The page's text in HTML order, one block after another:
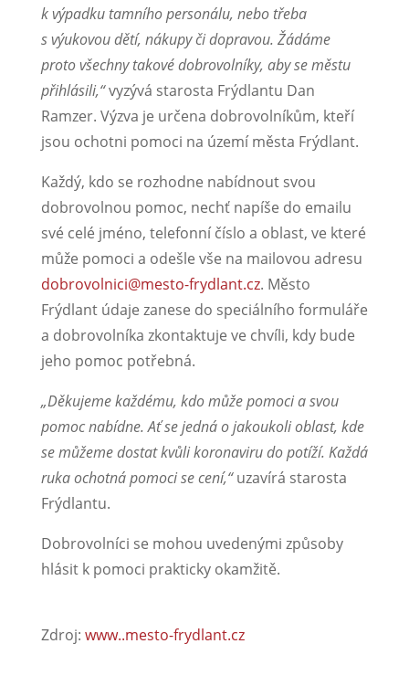
k výpadku tamního personálu, nebo třeba
s výukovou dětí, nákupy či dopravou. Žádáme
proto všechny takové dobrovolníky, aby se městu
přihlásili,“vyzývá starosta Frýdlantu Dan
Ramzer. Výzva je určena dobrovolníkům, kteří
jsou ochotni pomoci na území města Frýdlant.
Každý, kdo se rozhodne nabídnout svou
dobrovolnou pomoc, nechť napíše do emailu
své celé jméno, telefonní číslo a oblast, ve které
může pomoci a odešle vše na mailovou adresu
dobrovolnici@mesto-frydlant.cz. Město
Frýdlant údaje zanese do speciálního formuláře
a dobrovolníka zkontaktuje ve chvíli, kdy bude
jeho pomoc potřebná.
„Děkujeme každému, kdo může pomoci a svou
pomoc nabídne. Ať se jedná o jakoukoli oblast, kde
se můžeme dostat kvůli koronaviru do potíží. Každá
ruka ochotná pomoci se cení,“uzavírá starosta
Frýdlantu.
Dobrovolníci se mohou uvedenými způsoby
hlásit k pomoci prakticky okamžitě.
Zdroj: www..mesto-frydlant.cz